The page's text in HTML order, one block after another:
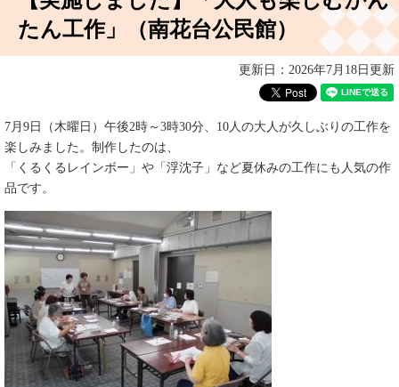
たん工作」（南花台公民館）
更新日：2026年7月18日更新
7月9日（木曜日）午後2時～3時30分、10人の大人が久しぶりの工作を
楽しみました。制作したのは、
「くるくるレインボー」や「浮沈子」など夏休みの工作にも人気の作
品です。